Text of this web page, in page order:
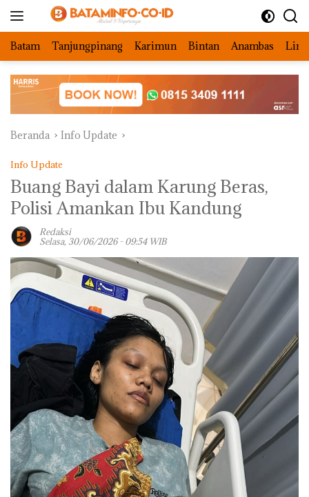
Batam Tanjungpinang Karimun Bintan Anambas
Beranda Info Update
Info Update
Buang Bayi dalam Karung Beras,
Polisi Amankan Ibu Kandung
Redaksi
Selasa, 30/06/2026 - 09:54 WIB